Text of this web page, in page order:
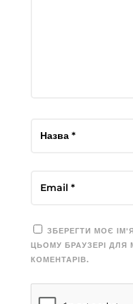
ЗБЕРЕГТИ МОЄ
ЦЬОМУ БРАУЗЕРІ
КОМЕНТАРІВ.